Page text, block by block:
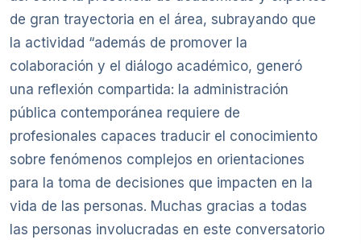
de gran trayectoria en el área, subrayando que
la actividad “además de promover la
colaboración y el diálogo académico, generó
una reflexión compartida: la administración
pública contemporánea requiere de
profesionales capaces traducir el conocimiento
sobre fenómenos complejos en orientaciones
para la toma de decisiones que impacten en la
vida de las personas. Muchas gracias a todas
las personas involucradas en este conversatorio